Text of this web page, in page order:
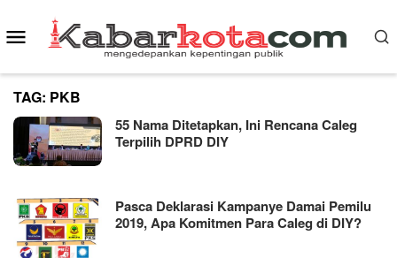
to
Mobile
TAG: PKB
55 Nama Ditetapkan, Ini Rencana Caleg
Terpilih DPRD DIY
Pasca Deklarasi Kampanye Damai Pemilu
2019, Apa Komitmen Para Caleg di DIY?